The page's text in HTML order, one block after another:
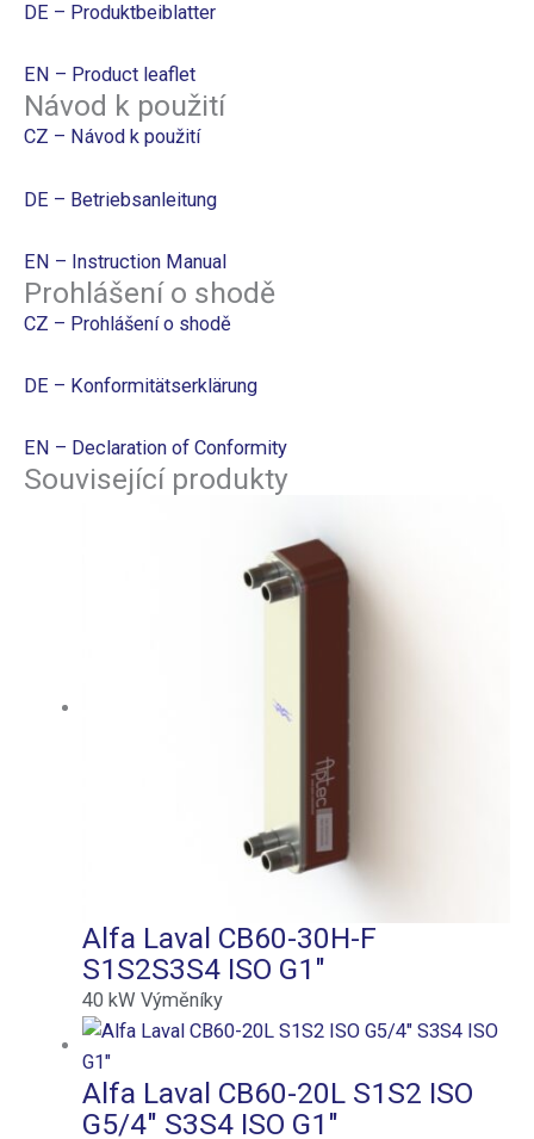
DE – Produktbeiblatter
EN – Product leaflet
Návod k použití
CZ – Návod k použití
DE – Betriebsanleitung
EN – Instruction Manual
Prohlášení o shodě
CZ – Prohlášení o shodě
DE – Konformitätserklärung
EN – Declaration of Conformity
Související produkty
Alfa Laval CB60-30H-F
S1S2S3S4 ISO G1″
40 kW Výměníky
Alfa Laval CB60-20L S1S2 ISO
G5/4″ S3S4 ISO G1″